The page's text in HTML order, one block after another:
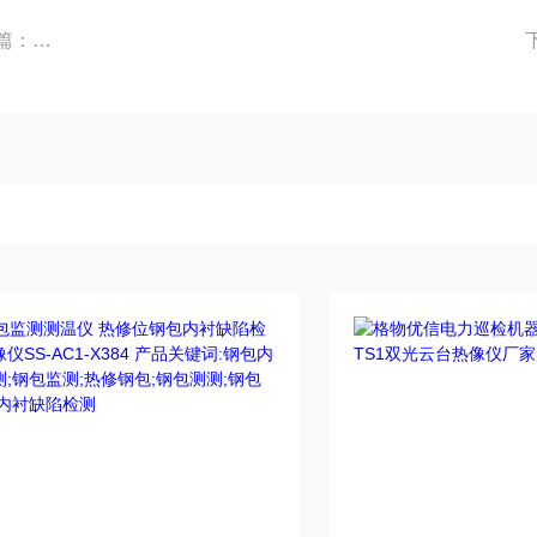
上一篇：
干熄焦炉料位监控系统精准识别料位实时监测联动PLC控